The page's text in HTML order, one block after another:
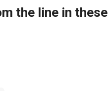
the line in